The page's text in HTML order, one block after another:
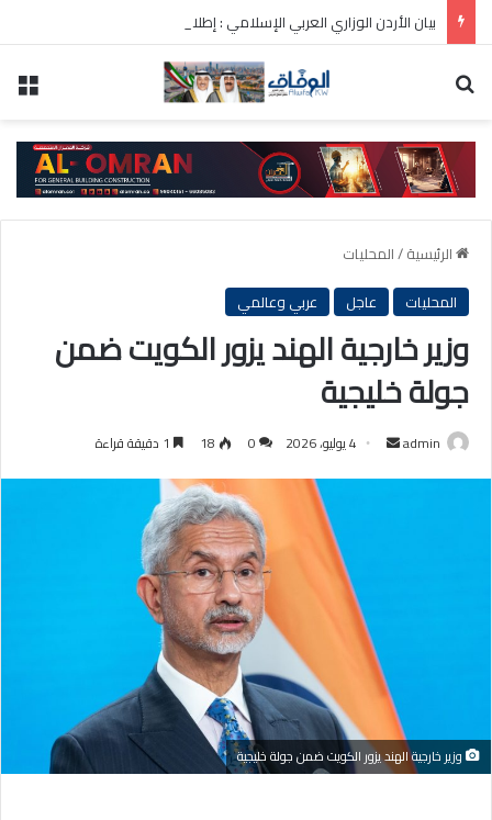
الرئيسية/المحليات
المحليات
عاجل عربي وعالمي
وزير خارجية الهند يزور الكويت ضمن
جولة خليجية
admin
أرسل 4 يوليو، 2026 0
18
وزير خارجية الهند يزور الكويت ضمن جولة خليجية